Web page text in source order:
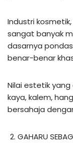
Industri
sangat banyak
dasarnya
benar-benar
Nilai estetik
kaya, kalem,
bersahaja
GAHARU